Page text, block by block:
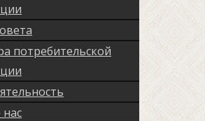
потребительской
нас